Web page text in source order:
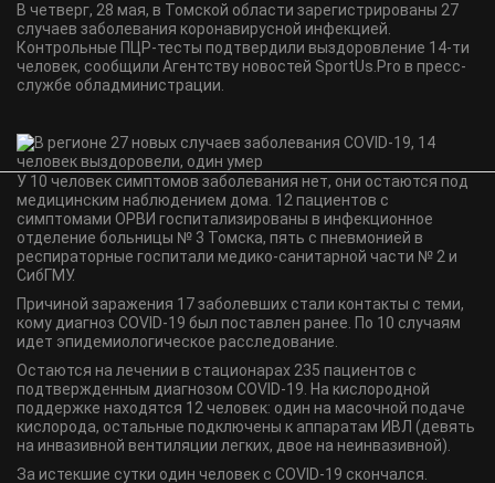
В четверг, 28 мая, в Томской области зарегистрированы 27
случаев заболевания коронавирусной инфекцией.
Контрольные ПЦР-тесты подтвердили выздоровление 14-ти
человек, сообщили Агентству новостей SportUs.Pro в пресс-
службе обладминистрации.
У 10 человек симптомов заболевания нет, они остаются под
медицинским наблюдением дома. 12 пациентов с
симптомами ОРВИ госпитализированы в инфекционное
отделение больницы № 3 Томска, пять с пневмонией в
респираторные госпитали медико-санитарной части № 2 и
СибГМУ.
Причиной заражения 17 заболевших стали контакты с теми,
кому диагноз COVID-19 был поставлен ранее. По 10 случаям
идет эпидемиологическое расследование.
Остаются на лечении в стационарах 235 пациентов с
подтвержденным диагнозом COVID-19. На кислородной
поддержке находятся 12 человек: один на масочной подаче
кислорода, остальные подключены к аппаратам ИВЛ (девять
на инвазивной вентиляции легких, двое на неинвазивной).
За истекшие сутки один человек с COVID-19 скончался.